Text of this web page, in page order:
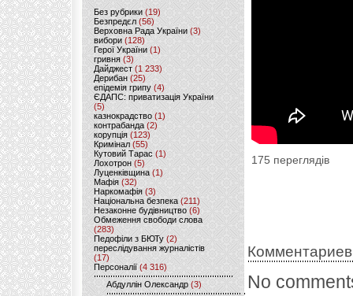
Без рубрики (19)
Безпредєл(56)
Верховна Рада України (3)
вибори(128)
Герої України(1)
гривня (3)
Дайджест (1 233)
Дерибан (25)
епідемія грипу (4)
ЄДАПС: приватизація України
(5)
казнокрадство (1)
контрабанда (2)
корупція (123)
Кримінал (55)
Кутовий Тарас (1)
Лохотрон(5)
Луценківщина (1)
Мафія (32)
Наркомафія (3)
Національна безпека (211)
Незаконне будівництво(6)
Обмеження свободи слова
(283)
Педофіли з БЮТу (2)
переслідування журналістів
(17)
Персоналії (4 316)
Абдуллін Олександр (3)
175 переглядів
No